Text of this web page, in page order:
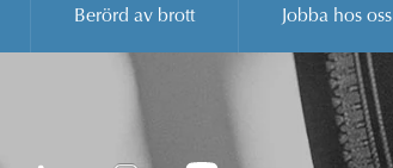
Berörd av brott Jobba hos oss